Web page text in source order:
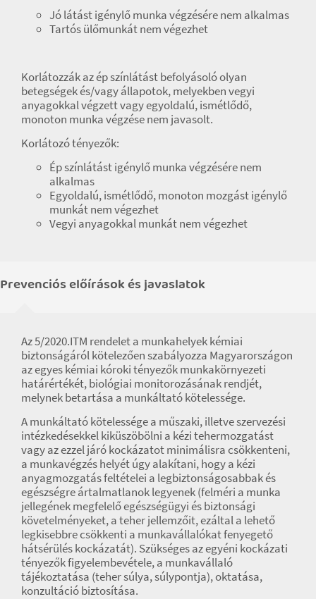
Jó látást igénylő munka végzésére nem alkalmas
Tartós ülőmunkát nem végezhet
Korlátozzák az ép színlátást befolyásoló olyan
betegségek és/vagy állapotok, melyekben vegyi
anyagokkal végzett vagy egyoldalú, ismétlődő,
monoton munka végzése nem javasolt.
Korlátozó tényezők:
Ép színlátást igénylő munka végzésére nem
alkalmas
Egyoldalú, ismétlődő, monoton mozgást igénylő
munkát nem végezhet
Vegyi anyagokkal munkát nem végezhet
Prevenciós előírások és javaslatok
Az 5/2020.ITM rendelet a munkahelyek kémiai
biztonságáról kötelezően szabályozza Magyarországon
az egyes kémiai kóroki tényezők munkakörnyezeti
határértékét, biológiai monitorozásának rendjét,
melynek betartása a munkáltató kötelessége.
A munkáltató kötelessége a műszaki, illetve szervezési
intézkedésekkel kiküszöbölni a kézi tehermozgatást
vagy az ezzel járó kockázatot minimálisra csökkenteni,
a munkavégzés helyét úgy alakítani, hogy a kézi
anyagmozgatás feltételei a legbiztonságosabbak és
egészségre ártalmatlanok legyenek (felméri a munka
jellegének megfelelő egészségügyi és biztonsági
követelményeket, a teher jellemzőit, ezáltal a lehető
legkisebbre csökkenti a munkavállalókat fenyegető
hátsérülés kockázatát). Szükséges az egyéni kockázati
tényezők figyelembevétele, a munkavállaló
tájékoztatása (teher súlya, súlypontja), oktatása,
konzultáció biztosítása.